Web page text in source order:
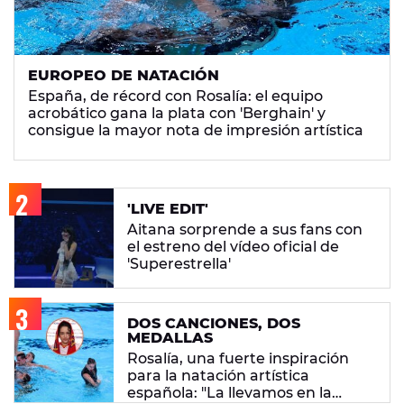
EUROPEO DE NATACIÓN
España, de récord con Rosalía: el equipo
acrobático gana la plata con 'Berghain' y
consigue la mayor nota de impresión artística
'LIVE EDIT'
Aitana sorprende a sus fans con
el estreno del vídeo oficial de
'Superestrella'
DOS CANCIONES, DOS
MEDALLAS
Rosalía, una fuerte inspiración
para la natación artística
española: "La llevamos en la